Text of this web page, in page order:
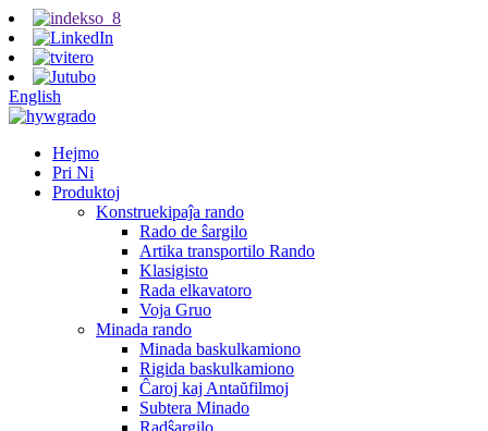
English
Hejmo
Pri Ni
Produktoj
Konstruekipaĵa rando
Rado de ŝargilo
Artika transportilo Rando
Klasigisto
Rada elkavatoro
Voja Gruo
Minada rando
Minada baskulkamiono
Rigida baskulkamiono
Ĉaroj kaj Antaŭfilmoj
Subtera Minado
Radŝargilo